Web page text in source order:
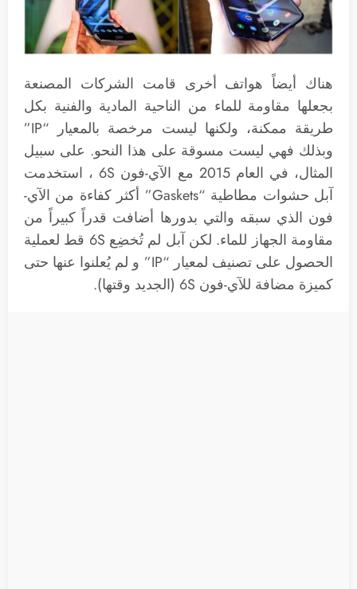
هناك أيضاً هواتف أخرى قامت الشركات المصنعة
بجعلها مقاومة للماء من الناحية المادية والفنية بكل
طريقة ممكنة، ولكنها ليست مرخصة بالمعيار “IP”
وبذلك فهي ليست مسوقة على هذا النحو. على سبيل
المثال، في العام 2015 مع الآي-فون 6S ، استخدمت
آبل حشوات مطاطية “Gaskets” أكثر كفاءة من الآي-
فون الذي سبقه والتي بدورها أضافت قدراً كبيراً من
مقاومة الجهاز للماء. لكن آبل لم تُخضِع 6S قط لعملية
الحصول على تصنيف لمعيار “IP” و لم يُعلنوا عنها حتى
كميزة مضافة للآي-فون 6S (الجديد وقتها).